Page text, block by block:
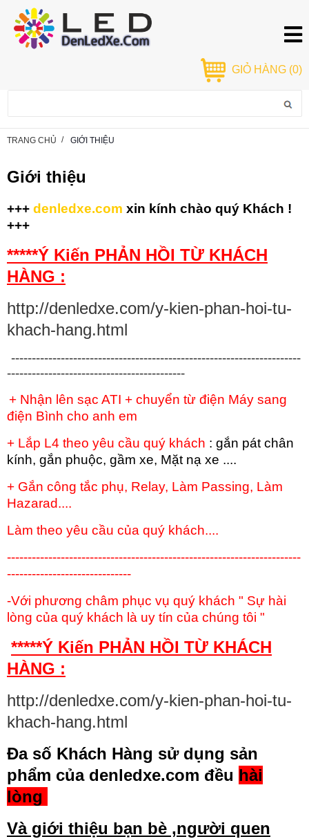
GIỎ HÀNG (0)
TRANG CHỦ GIỚI THIỆU
Giới thiệu
+++ denledxe.com xin kính chào quý Khách !
+++
*****Ý Kiến PHẢN HỒI TỪ KHÁCH
HÀNG :
http://denledxe.com/y-kien-phan-hoi-tu-
khach-hang.html
----------------------------------------------------------------------
-------------------------------------------
+ Nhận lên sạc ATI + chuyển từ điện Máy sang
điện Bình cho anh em
+ Lắp L4 theo yêu cầu quý khách : gắn pát chân
kính, gắn phuộc, gầm xe, Mặt nạ xe ....
+ Gắn công tắc phụ, Relay, Làm Passing, Làm
Hazarad....
Làm theo yêu cầu của quý khách....
-----------------------------------------------------------------------
------------------------------
-Với phương châm phục vụ quý khách " Sự hài
lòng của quý khách là uy tín của chúng tôi "
*****Ý Kiến PHẢN HỒI TỪ KHÁCH
HÀNG :
http://denledxe.com/y-kien-phan-hoi-tu-
khach-hang.html
Đa số Khách Hàng sử dụng sản
phẩm của denledxe.com đều hài
lòng
Và giới thiệu bạn bè ,người quen